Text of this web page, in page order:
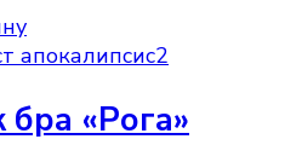
бра «Рога»